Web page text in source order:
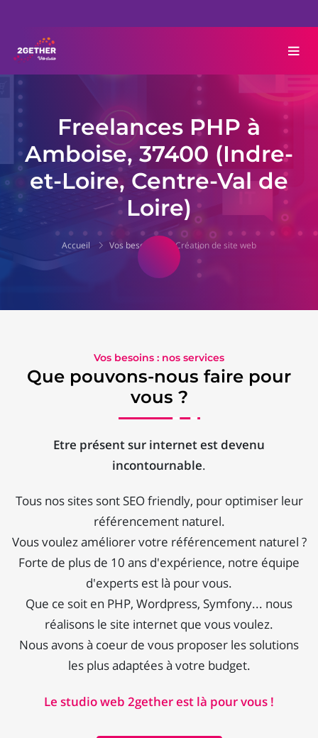
Freelances PHP à
Amboise, 37400 (Indre-
et-Loire, Centre-Val de
Loire)
Accueil Vos besoins Création de site web
Vos besoins : nos services
Que pouvons-nous faire pour
vous ?
Etre présent sur internet est devenu
incontournable.
Tous nos sites sont SEO friendly, pour optimiser leur
référencement naturel.
Vous voulez améliorer votre référencement naturel ?
Forte de plus de 10 ans d'expérience, notre équipe
d'experts est là pour vous.
Que ce soit en PHP, Wordpress, Symfony... nous
réalisons le site internet que vous voulez.
Nous avons à coeur de vous proposer les solutions
les plus adaptées à votre budget.
Le studio web 2gether est là pour vous !